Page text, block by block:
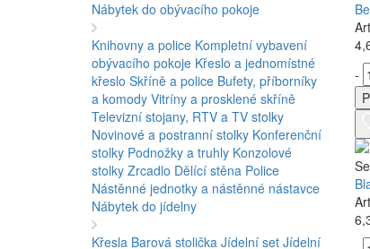
Nábytek do obývacího pokoje
Knihovny a police Kompletní vybavení
obývacího pokoje Křeslo a jednomístné
křeslo Skříně a police Bufety, příborníky
a komody Vitríny a prosklené skříně
Televizní stojany, RTV a TV stolky
Novinové a postranní stolky Konferenční
stolky Podnožky a truhly Konzolové
stolky Zrcadlo Dělící stěna Police
Nástěnné jednotky a nástěnné nástavce
Nábytek do jídelny
Křesla Barová stolička Jídelní set Jídelní
-